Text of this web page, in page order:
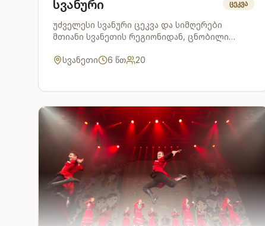
სვანური ცეკვა
უძველესი სვანური ცეკვა და სიმღერები
მთიანი სვანეთის რეგიონიდან, ცნობილი
სვანეთი
6 წთ 20